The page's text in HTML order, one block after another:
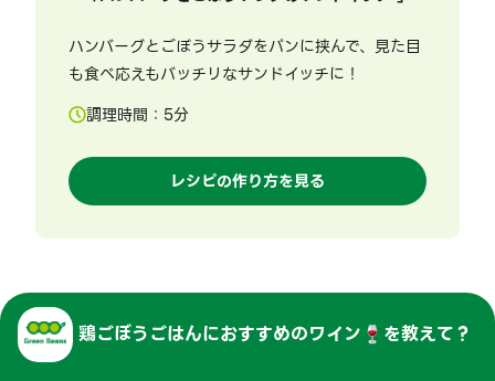
ハンバーグとごぼうサラダをパンに挟んで、見た目
も食べ応えもバッチリなサンドイッチに！
調理時間： 5分
レシピの作り方を見る
鶏ごぼうごはんにおすすめのワイン🍷を教えて？